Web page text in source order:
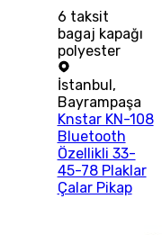
6 taksit
bagaj kapağı
polyester
İstanbul ,
Bayrampaşa
Knstar KN-108
Bluetooth
Özellikli 33-
45-78 Plaklar
Çalar Pikap